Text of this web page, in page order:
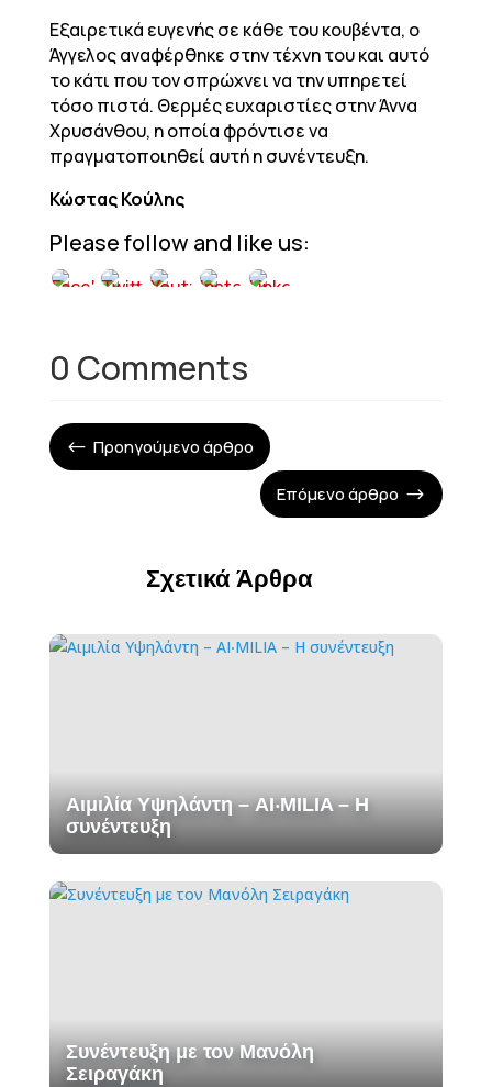
Εξαιρετικά ευγενής σε κάθε του κουβέντα, ο
Άγγελος αναφέρθηκε στην τέχνη του και αυτό
το κάτι που τον σπρώχνει να την υπηρετεί
τόσο πιστά. Θερμές ευχαριστίες στην Άννα
Χρυσάνθου, η οποία φρόντισε να
πραγματοποιηθεί αυτή η συνέντευξη.
Κώστας Κούλης
Please follow and like us:
0 Comments
# Προηγούμενο άρθρο
Επόμενο άρθρο $
Σχετικά Άρθρα
Αιμιλία Υψηλάντη – AI‧MILIA – Η
συνέντευξη
Συνέντευξη με τον Μανόλη
Σειραγάκη